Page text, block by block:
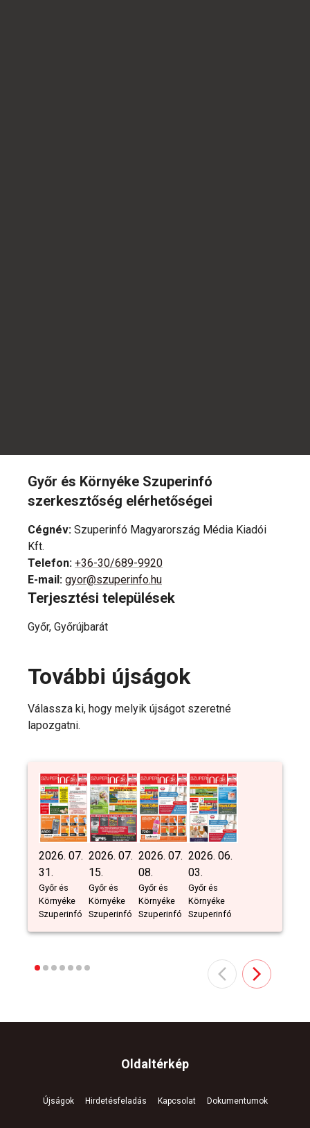
Győr és Környéke Szuperinfó
szerkesztőség elérhetőségei
Cégnév: Szuperinfó Magyarország Média Kiadói
Kft.
Telefon: +36-30/689-9920
E-mail: gyor@szuperinfo.hu
Terjesztési települések
Győr, Győrújbarát
További újságok
Válassza ki, hogy melyik újságot szeretné
lapozgatni.
2026. 07.
31.
Győr és
Környéke
Szuperinfó
2026. 07.
15.
Győr és
Környéke
Szuperinfó
2026. 07.
08.
Győr és
Környéke
Szuperinfó
2026. 06.
03.
Győr és
Környéke
Szuperinfó
Oldaltérkép
Újságok Hirdetésfeladás Kapcsolat Dokumentumok